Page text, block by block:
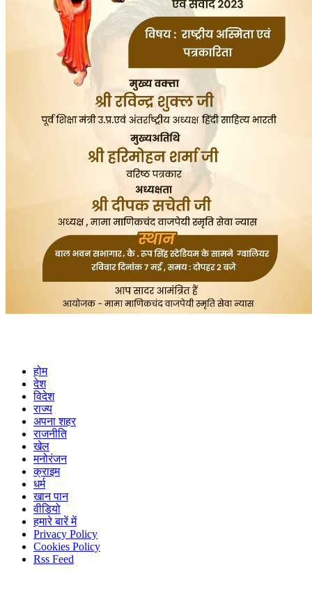
होम
देश
विदेश
राज्य
अपना शहर
राजनीति
खेल
मनोरंजन
क्राइम
धर्म
खान पान
वीडियो
हमारे बारें में
Privacy Policy
Cookies Policy
Rss Feed